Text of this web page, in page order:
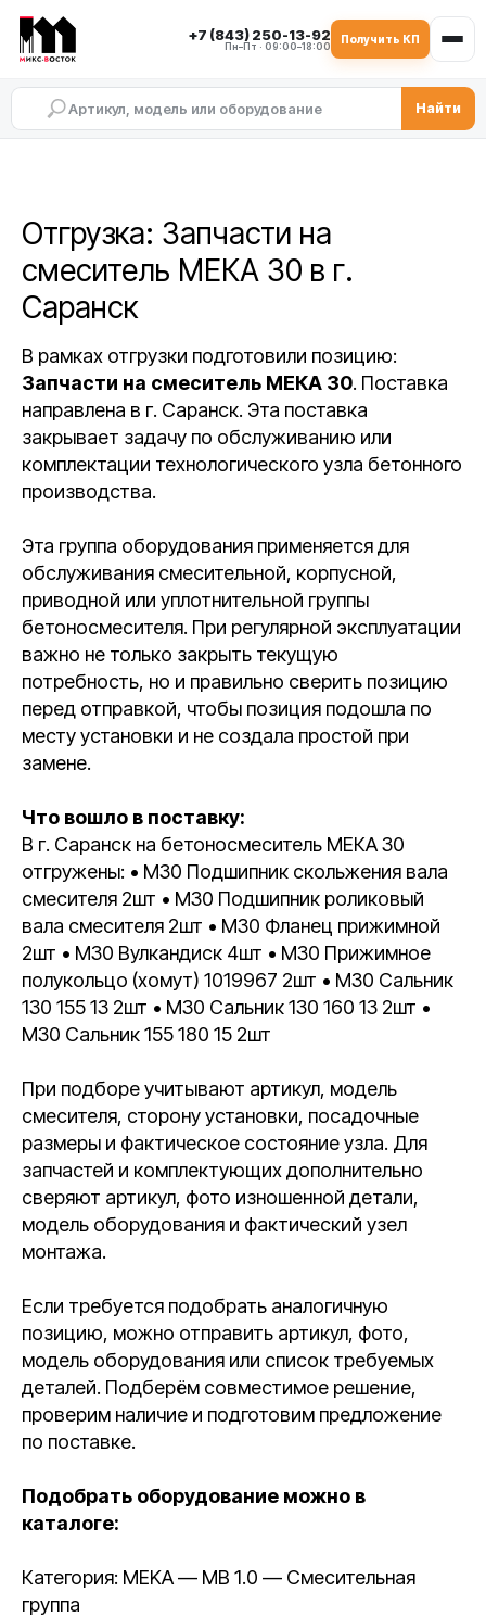
+7 (843) 250-13-92
Пн–Пт · 09:00–18:00
Получить КП
Найти
Отгрузка: Запчасти на
смеситель МЕКА 30 в г.
Саранск
В рамках отгрузки подготовили позицию:
Запчасти на смеситель МЕКА 30. Поставка
направлена в г. Саранск. Эта поставка
закрывает задачу по обслуживанию или
комплектации технологического узла бетонного
производства.
Эта группа оборудования применяется для
обслуживания смесительной, корпусной,
приводной или уплотнительной группы
бетоносмесителя. При регулярной эксплуатации
важно не только закрыть текущую
потребность, но и правильно сверить позицию
перед отправкой, чтобы позиция подошла по
месту установки и не создала простой при
замене.
Что вошло в поставку:
В г. Саранск на бетоносмеситель МЕКА 30
отгружены: • М30 Подшипник скольжения вала
смесителя 2шт • М30 Подшипник роликовый
вала смесителя 2шт • М30 Фланец прижимной
2шт • М30 Вулкандиск 4шт • М30 Прижимное
полукольцо (хомут) 1019967 2шт • М30 Сальник
130 155 13 2шт • М30 Сальник 130 160 13 2шт •
М30 Сальник 155 180 15 2шт
При подборе учитывают артикул, модель
смесителя, сторону установки, посадочные
размеры и фактическое состояние узла. Для
запчастей и комплектующих дополнительно
сверяют артикул, фото изношенной детали,
модель оборудования и фактический узел
монтажа.
Если требуется подобрать аналогичную
позицию, можно отправить артикул, фото,
модель оборудования или список требуемых
деталей. Подберём совместимое решение,
проверим наличие и подготовим предложение
по поставке.
Подобрать оборудование можно в
каталоге:
Категория: MEKA — MB 1.0 — Смесительная
группа